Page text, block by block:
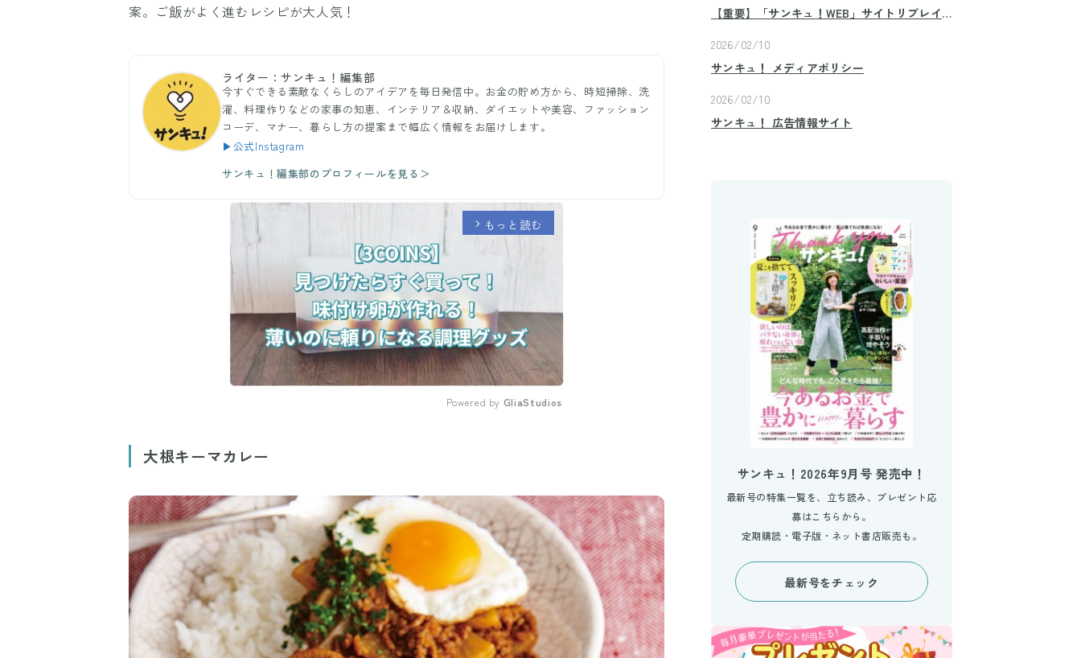
案。ご飯がよく進むレシピが大人気！
ライター：サンキュ！編集部
今すぐできる素敵なくらしのアイデアを毎日発信中。お金の貯め方から、時短掃除、洗
濯、料理作りなどの家事の知恵、インテリア＆収納、ダイエットや美容、ファッション
コーデ、マナー、暮らし方の提案まで幅広く情報をお届けします。
▶公式Instagram
サンキュ！編集部のプロフィールを見る＞
arrow_forward_ios もっと読む
Powered by GliaStudios
大根キーマカレー
【重要】「サンキュ！WEB」サイトリプレイ
2026/02/10
サンキュ！ メディアポリシー
2026/02/10
サンキュ！ 広告情報サイト
サンキュ！2026年9月号 発売中！
最新号の特集一覧を、立ち読み、プレゼント応
募はこちらから。
定期購読・電子版・ネット書店販売も。
最新号をチェック